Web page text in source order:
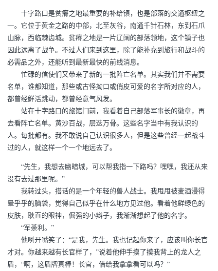
十字路口是贫瘠之地最重要的补给镇，也是部落的交通枢纽之
一。它位于黄金之路的中部，北至灰谷，南通千针石林，东到石爪
山脉，西临棘齿城。贫瘠之地是一片辽阔的部落领地，这个镇子也
因此远离了战争。不过人们来到这里，除了能补充到旅行和战斗的
必需品之外，还能听到最新最快的前线消息。
忙碌的信使们又带来了新的一批阵亡名单。其实我们并不需要
名单，谁都知道，那些或古怪拗口或俏皮可爱的名字所对应的人，
都曾经鲜活跳动，都曾经意气风发。
站在十字路口的旅馆门前，我看着自己部落军事长的徽章，再
去看阵亡名单。黄沙百战，层迭万骨。这些名字当中有我认识的
人。每批都有。我不敢说自己认识很多人，但是这些曾经一起战斗
过的人，就这样一个一个地远去了。
“先生，我想去幽暗城，可以帮我指一下路吗？嘿嘿，我还从来
没有去过那里呢。”
我转过头，搭话的是一个年轻的兽人战士。我甩甩被麦酒浸得
晕乎乎的脑袋，觉得自己似乎在什么地方见过他。看着他鲜绿色的
皮肤，耿直的眼神，倔强的小辫子，我渐渐想起了他的名字。
“军荼利。”
他咧开嘴笑了：“是我，先生。我也记起你来了，应该叫你长官
才对。你越来越有长官样了，”说着他伸手摸了摸我背上的龙人之
盾，“啊，这盾牌真棒！长官，借给我拿拿看可以吗？”